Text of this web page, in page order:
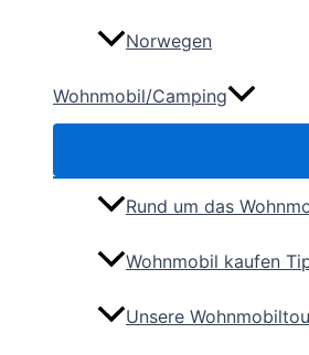
Norwegen
Wohnmobil/Camping
Rund um das
Wohnmobil kaufen
Unsere